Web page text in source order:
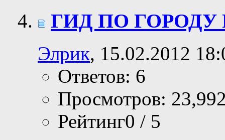
ГИД ПО ГОРОДУ
Элрик, 15.02.2012
Ответов: 6
Просмотров:
Рейтинг0 / 5